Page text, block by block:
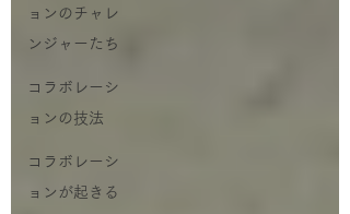
ョンのチャレ
ンジャーたち
コラボレーシ
ョンの技法
コラボレーシ
ョンが起きる